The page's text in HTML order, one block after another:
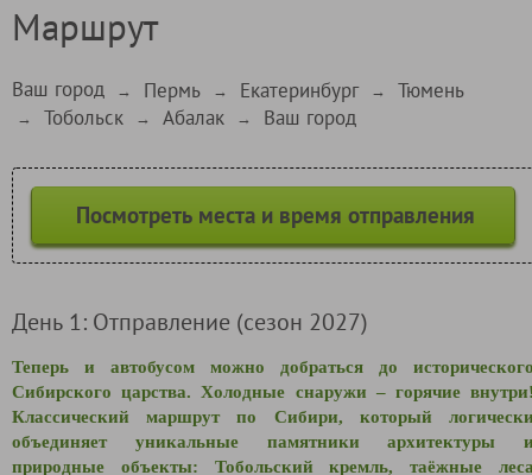
Маршрут
Ваш город → Пермь → Екатеринбург → Тюмень
→ Тобольск → Абалак → Ваш город
Посмотреть места и время отправления
День 1: Отправление (сезон 2027)
Теперь и автобусом можно добраться до
Сибирского царства. Холодные снаружи – горячие
Классический маршрут по Сибири, который
объединяет уникальные памятники архитектуры
природные объекты: Тобольский кремль, таёжные